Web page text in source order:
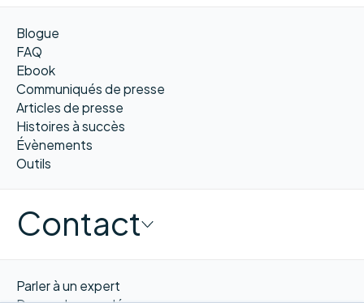
Blogue
FAQ
Ebook
Communiqués de presse
Articles de presse
Histoires à succès
Évènements
Outils
Contact
Parler à un expert